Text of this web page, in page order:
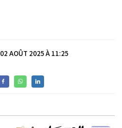
02 AOÛT 2025 À 11:25